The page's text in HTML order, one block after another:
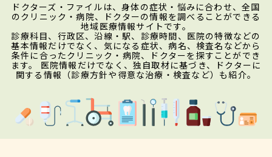
ドクターズ・ファイルは、身体の症状・悩みに合わせ、全国
のクリニック・病院、ドクターの情報を調べることができる
地域医療情報サイトです。
診療科目、行政区、沿線・駅、診療時間、医院の特徴などの
基本情報だけでなく、気になる症状、病名、検査名などから
条件に合ったクリニック・病院、ドクターを探すことができ
ます。 医院情報だけでなく、独自取材に基づき、ドクターに
関する情報（診療方針や得意な治療・検査など）も紹介。